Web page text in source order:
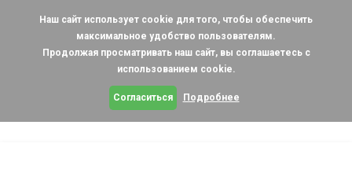
Наш сайт использует cookie для того, чтобы обеспечить
максимальное удобство пользователям.
Продолжая просматривать наш сайт, вы соглашаетесь с
использованием cookie.
Согласиться Подробнее